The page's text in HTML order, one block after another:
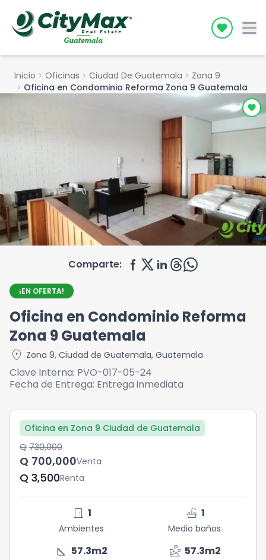
Icon
Inicio chevron_right Oficinas chevron_right Ciudad De Guatemala chevron_right Zona 9
chevron_right Oficina en Condominio Reforma Zona 9 Guatemala
Comparte:
¡EN OFERTA!
Oficina en Condominio Reforma
Zona 9 Guatemala
location_on Zona 9, Ciudad de Guatemala, Guatemala
Clave Interna: PVO-017-05-24
Fecha de Entrega: Entrega inmediata
Oficina en Zona 9 Ciudad de Guatemala
Q	730,000
Q	700,000Venta
Q	3,500Renta
door_front 1
Ambientes
faucet 1
Medio baños
square_foot 57.3m2 landslide 57.3m2